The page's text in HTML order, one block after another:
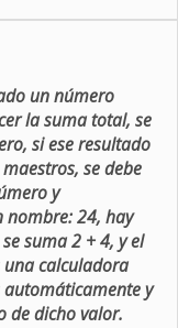
un número
la suma total, se
si ese resultado
se debe
y
nombre: 24, hay
suma 2 + 4, y el
calculadora
y
de dicho valor.